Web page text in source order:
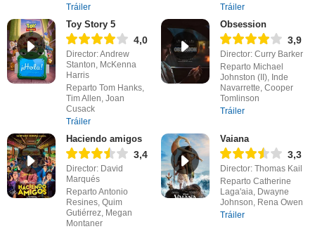
Tráiler
Tráiler
Toy Story 5
4,0
Director: Andrew
Stanton, McKenna
Harris
Reparto Tom Hanks,
Tim Allen, Joan
Cusack
Tráiler
Obsession
3,9
Director: Curry Barker
Reparto Michael
Johnston (II), Inde
Navarrette, Cooper
Tomlinson
Tráiler
Haciendo amigos
3,4
Director: David
Marqués
Reparto Antonio
Resines, Quim
Gutiérrez, Megan
Montaner
Vaiana
3,3
Director: Thomas Kail
Reparto Catherine
Laga'aia, Dwayne
Johnson, Rena Owen
Tráiler